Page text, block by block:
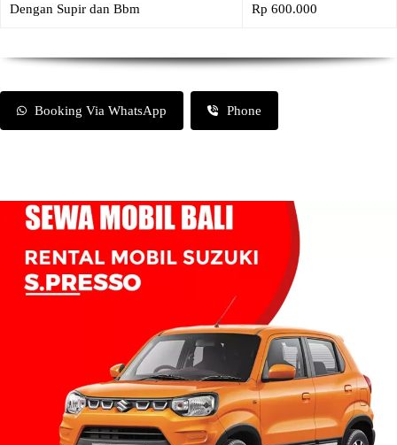
Dengan Supir dan Bbm Rp 600.000
Booking Via WhatsApp Phone